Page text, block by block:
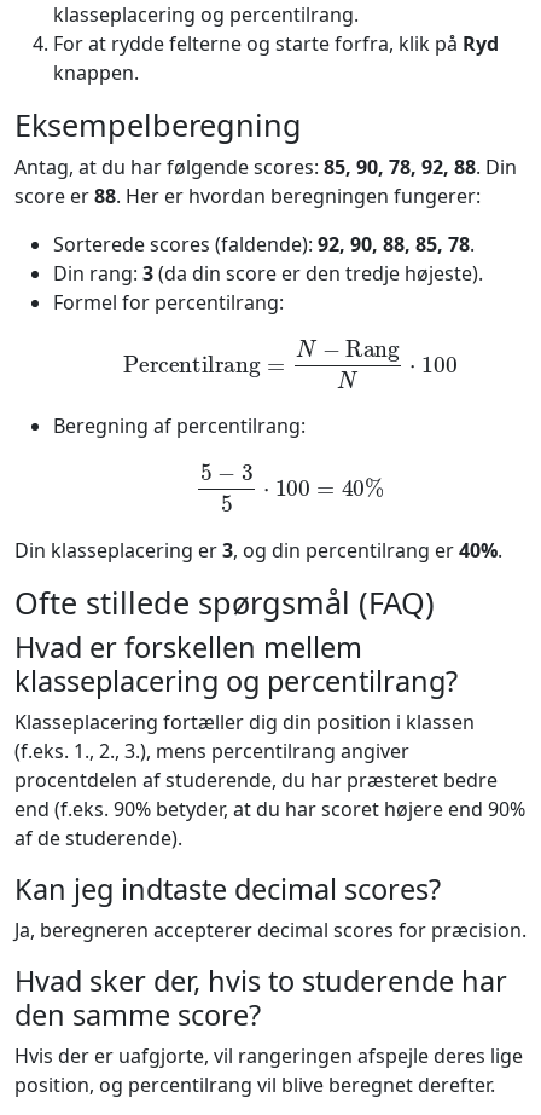
klasseplacering og percentilrang.
For at rydde felterne og starte forfra, klik på Ryd
knappen.
Eksempelberegning
Antag, at du har følgende scores: 85, 90, 78, 92, 88. Din
score er88. Her er hvordan beregningen fungerer:
Sorterede scores (faldende): 92, 90, 88, 85, 78.
Din rang: 3(da din score er den tredje højeste).
Formel for percentilrang:
N− RangN
Beregning af percentilrang:
5 35
Din klasseplacering er3, og din percentilrang er40%.
Ofte stillede spørgsmål (FAQ)
Hvad er forskellen mellem
klasseplacering og percentilrang?
Klasseplacering fortæller dig din position i klassen
(f.eks. 1., 2., 3.), mens percentilrang angiver
procentdelen af studerende, du har præsteret bedre
end (f.eks. 90% betyder, at du har scoret højere end 90%
af de studerende).
Kan jeg indtaste decimal scores?
Ja, beregneren accepterer decimal scores for præcision.
Hvad sker der, hvis to studerende har
den samme score?
Hvis der er uafgjorte, vil rangeringen afspejle deres lige
position, og percentilrang vil blive beregnet derefter.